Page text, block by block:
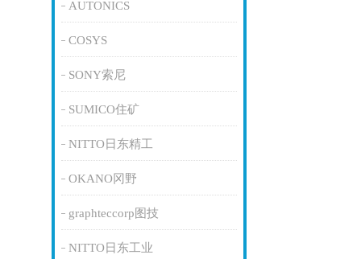
AUTONICS
COSYS
SONY索尼
SUMICO住矿
NITTO日东精工
OKANO冈野
graphteccorp图技
NITTO日东工业